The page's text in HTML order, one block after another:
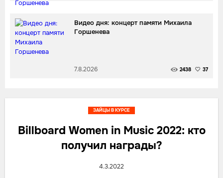
Видео дня: концерт памяти Михаила
Горшенева
7.8.2026 2438 37
Billboard Women in Music 2022: кто
получил награды?
4.3.2022
ЗАЙЦЫ В КУРСЕ